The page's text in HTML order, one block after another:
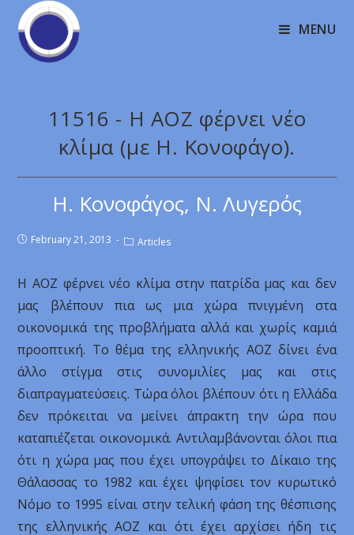
MENU
11516 - Η ΑΟΖ φέρνει νέο
κλίμα (με Η. Κονοφάγο).
Η. Κονοφάγος, Ν. Λυγερός
February 21, 2013 Articles
Η ΑΟΖ φέρνει νέο κλίμα στην πατρίδα μας και δεν
μας βλέπουν πια ως μια χώρα πνιγμένη στα
οικονομικά της προβλήματα αλλά και χωρίς καμιά
προοπτική. Το θέμα της ελληνικής ΑΟΖ δίνει ένα
άλλο στίγμα στις συνομιλίες μας και στις
διαπραγματεύσεις. Τώρα όλοι βλέπουν ότι η Ελλάδα
δεν πρόκειται να μείνει άπρακτη την ώρα που
καταπιέζεται οικονομικά. Αντιλαμβάνονται όλοι πια
ότι η χώρα μας που έχει υπογράψει το Δίκαιο της
Θάλασσας το 1982 και έχει ψηφίσει τον κυρωτικό
Νόμο το 1995 είναι στην τελική φάση της θέσπισης
της ελληνικής ΑΟΖ και ότι έχει αρχίσει ήδη τις